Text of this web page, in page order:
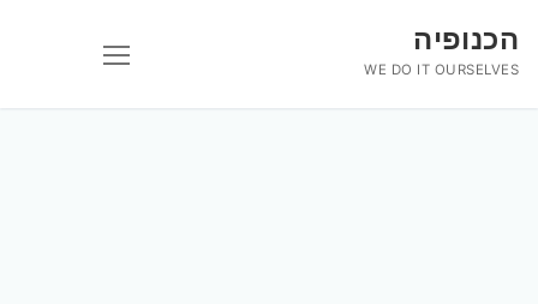
לתוכןהכנופיה
WE DO IT OURSELVES